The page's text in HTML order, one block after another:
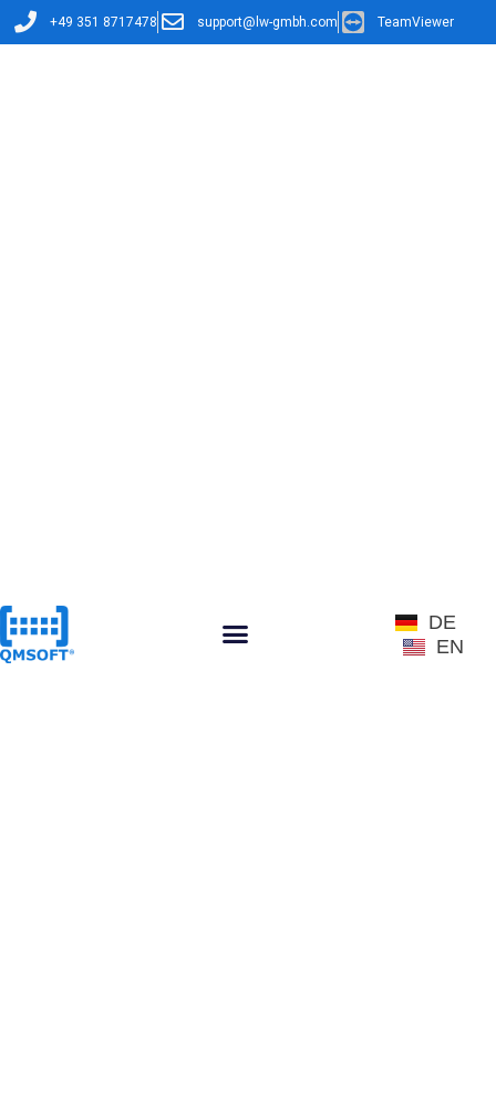
+49 351 8717478 support@lw-gmbh.com TeamViewer
DE
EN